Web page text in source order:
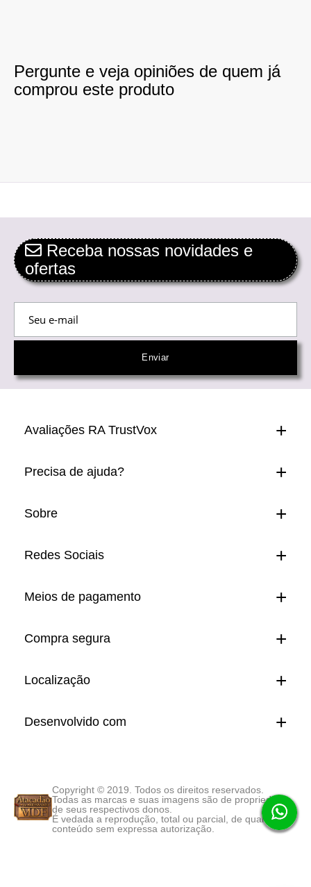
Pergunte e veja opiniões de quem já
comprou este produto
Receba nossas novidades e
ofertas
Avaliações RA TrustVox
Precisa de ajuda?
Sobre
Redes Sociais
Meios de pagamento
Compra segura
Localização
Desenvolvido com
Copyright © 2019. Todos os direitos reservados.
Todas as marcas e suas imagens são de propriedade
de seus respectivos donos.
É vedada a reprodução, total ou parcial, de qualquer
conteúdo sem expressa autorização.